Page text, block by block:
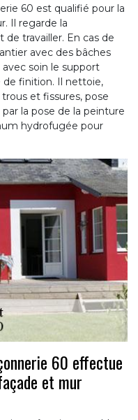
60 est qualifié pour la
Il regarde la
travailler. En cas de
avec des bâches
soin le support
de finition. Il nettoie,
et fissures, pose
la pose de la peinture
hydrofugée pour
60 effectue
et mur